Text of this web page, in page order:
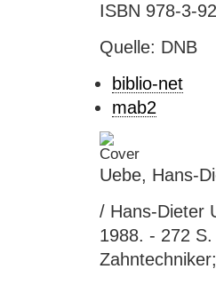
ISBN 978-3-
Quelle: DNB
biblio-net
mab2
Uebe, Hans-
/ Hans-Dieter
1988. - 272